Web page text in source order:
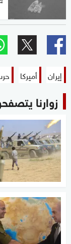
إيران أميركا
زوارنا